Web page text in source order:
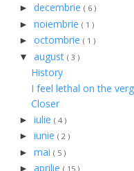
► decembrie ( 6 )
► noiembrie ( 1 )
► octombrie ( 1 )
▼ august ( 3 )
History
I feel lethal on the
Closer
► iulie ( 4 )
► iunie ( 2 )
► mai ( 5 )
► aprilie ( 15 )